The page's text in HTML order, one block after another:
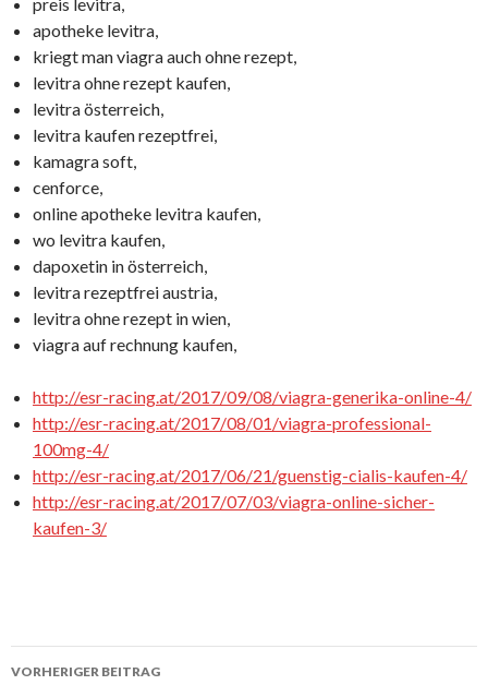
apotheke levitra,
kriegt man viagra auch ohne rezept,
levitra ohne rezept kaufen,
levitra österreich,
levitra kaufen rezeptfrei,
kamagra soft,
cenforce,
online apotheke levitra kaufen,
wo levitra kaufen,
dapoxetin in österreich,
levitra rezeptfrei austria,
levitra ohne rezept in wien,
viagra auf rechnung kaufen,
http://esr-racing.at/2017/09/08/viagra-generika-online-4/
http://esr-racing.at/2017/08/01/viagra-professional-
100mg-4/
http://esr-racing.at/2017/06/21/guenstig-cialis-kaufen-4/
http://esr-racing.at/2017/07/03/viagra-online-sicher-
kaufen-3/
VORHERIGER BEITRAG